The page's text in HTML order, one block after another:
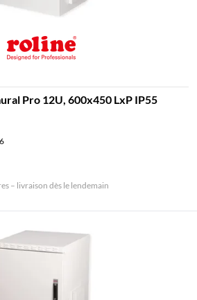
Pro 12U, 600x450 LxP IP55
– livraison dès le lendemain